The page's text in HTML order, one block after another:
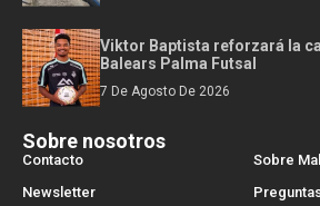
Viktor Baptista reforzará la
Balears Palma Futsal
7 De Agosto De 2026
Sobre nosotros
Contacto
Sobre
Newsletter